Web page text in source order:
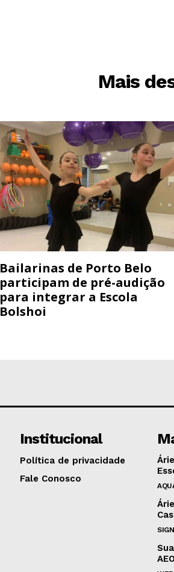
Mais
Bailarinas de Porto Belo
participam de pré-audição
para integrar a Escola
Bolshoi
Institucional
Política de privacidade
Fale Conosco